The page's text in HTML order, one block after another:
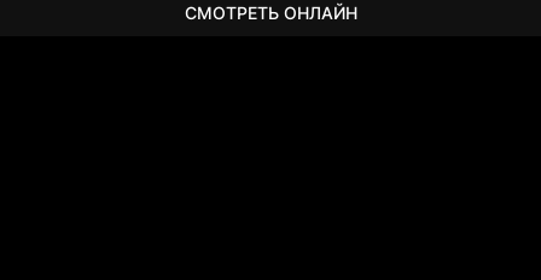
СМОТРЕТЬ ОНЛАЙН